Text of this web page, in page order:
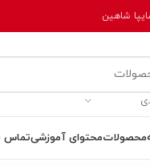
شاهین
محصولاتمحتوای آموزشیتماس